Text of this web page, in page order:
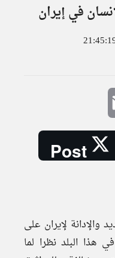
في إيران
Post
والإدانة لإيران على
هذا البلد نظرا لما